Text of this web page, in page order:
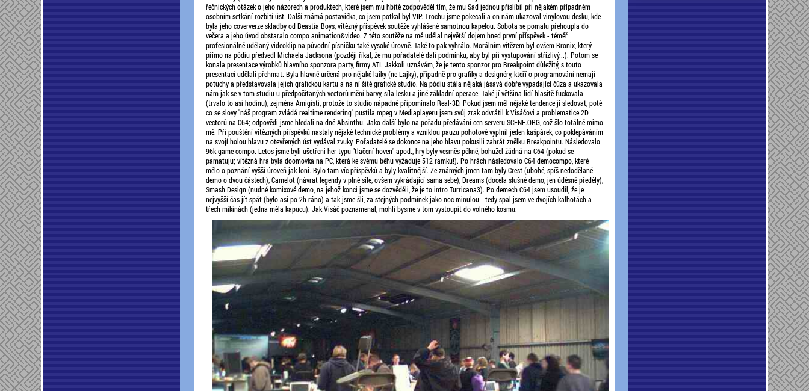
řečnických otázek o jeho názorech a produktech, které jsem mu hbitě zodpověděl tím, že mu Sad jednou přislíbil při nějakém případném
osobním setkání rozbití úst. Další známá postavička, co jsem potkal byl VIP. Trochu jsme pokecali a on nám ukazoval vinylovou desku, kde
byla jeho coververze skladby od Beastia Boys, vítězný příspěvek soutěže vyhlášené samotnou kapelou. Sobota se pomalu přehoupla do
večera a jeho úvod obstaralo compo animation&video. Z této soutěže na mě udělal největší dojem hned první příspěvek - téměř
profesionálně udělaný videoklip na původní písničku také vysoké úrovně. Také to pak vyhrálo. Morálním vítězem byl ovšem Bronix, který
přímo na pódiu předvedl Michaela Jacksona (později říkal, že mu pořadatelé dali podmínku, aby byl při vystupování střízlivý...). Potom se
konala presentace výrobků hlavního sponzora party, firmy ATI. Jakkoli uznávám, že je tento sponzor pro Breakpoint důležitý, s touto
presentací udělali přehmat. Byla hlavně určená pro nějaké laiky (ne Lajky), případně pro grafiky a designéry, kteří o programování nemají
potuchy a představovala jejich grafickou kartu a na ní šité grafické studio. Na pódiu stála nějaká jásavá dobře vypadající čůza a ukazovala
nám jak se v tom studiu u předpočítaných vectorů mění barvy, síla lesku a jiné základní operace. Také jí většina lidí hlasitě fuckovala
(trvalo to asi hodinu), zejména Amigisti, protože to studio nápadně připomínalo Real-3D. Pokud jsem měl nějaké tendence jí sledovat, poté
co se slovy "náš program zvládá realtime rendering" pustila mpeg v Mediaplayeru jsem svůj zrak odvrátil k Visáčovi a problematice 2D
vectorů na C64; odpovědi jsme hledali na dně Absinthu. Jako další bylo na pořadu předávání cen serveru SCENE.ORG, což šlo totálně mimo
mě. Při pouštění vítězných příspěvků nastaly nějaké technické problémy a vzniklou pauzu pohotově vyplnil jeden kašpárek, co poklepáváním
na svojí holou hlavu z otevřených úst vydával zvuky. Pořadatelé se dokonce na jeho hlavu pokusili zahrát znělku Breakpointu. Následovalo
96k game compo. Letos jsme byli ušetřeni her typu "tlačení hoven" apod., hry byly vesměs pěkné, bohužel žádná na C64 (pokud se
pamatuju; vítězná hra byla doomovka na PC, která ke svému běhu vyžaduje 512 ramku!). Po hrách následovalo C64 democompo, které
mělo o poznání vyšší úroveň jak loni. Bylo tam víc příspěvků a byly kvalitnější. Ze známých jmen tam byly Crest (ubohé, spíš nedodělané
demo o dvou částech), Camelot (návrat legendy v plné síle, ovšem vykrádající sama sebe), Dreams (docela slušné demo, jen úděsné předěly),
Smash Design (nudné komixové demo, na jehož konci jsme se dozvěděli, že je to intro Turricana3). Po demech C64 jsem usoudil, že je
nejvyšší čas jít spát (bylo asi po 2h ráno) a tak jsme šli, za stejných podmínek jako noc minulou - tedy spal jsem ve dvojích kalhotách a
třech mikinách (jedna měla kapucu). Jak Visáč poznamenal, mohli bysme v tom vystoupit do volného kosmu.